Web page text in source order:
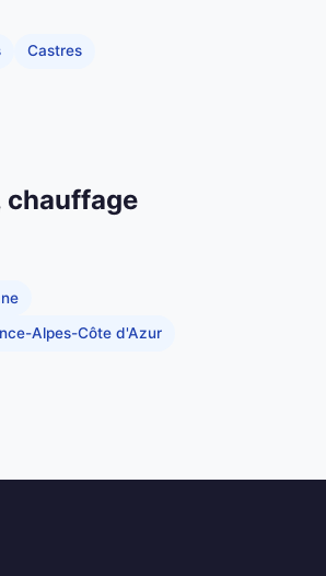
Castres
chauffage
Alpes-Côte d'Azur